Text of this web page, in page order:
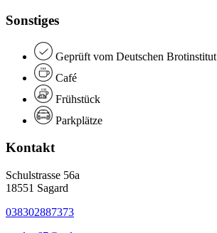
Sonstiges
Geprüft vom Deutschen Brotinstitut
Café
Frühstück
Parkplätze
Kontakt
Schulstrasse 56a
18551 Sagard
038302887373